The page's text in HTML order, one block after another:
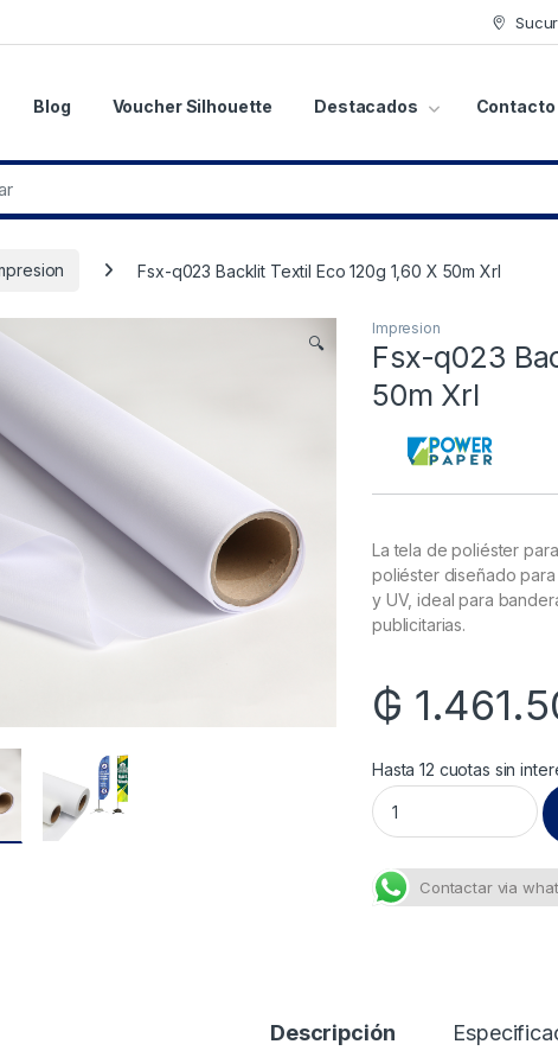
Blog Voucher Silhouette Destacados Contacto
Fsx-q023 Backlit Textil Eco 120g 1,60 X 50m Xrl
🔍
Impresion
Fsx-q023
50m Xrl
La tela de poliéster
poliéster diseñado
y UV, ideal para
publicitarias.
₲
Hasta 12 cuotas sin
Fsx-q023 Backlit
Contactar via
Descripción